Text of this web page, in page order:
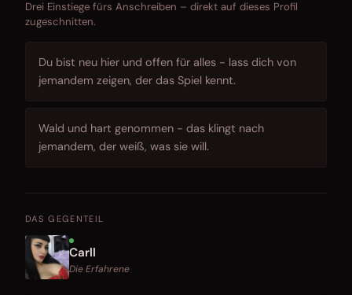
Drei Einstiege fürs Anschreiben – direkt auf dieses Profil
zugeschnitten.
Du bist neu hier und offen für alles - lass dich von
jemandem zeigen, der das Spiel kennt.
Wald und hart genommen - das klingt nach
jemandem, der weiß, was sie will.
DAS GEGENTEIL
Carll
Die Erfahrene